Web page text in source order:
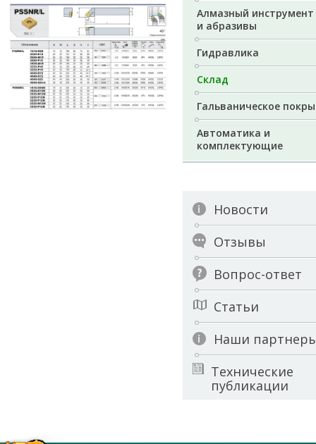
Алмазный инструмент
и абразивы
Гидравлика
Склад
Гальваническое
Автоматика и
комплектующие
Новости
Отзывы
Вопрос-ответ
Статьи
Наши
Технические
публикации